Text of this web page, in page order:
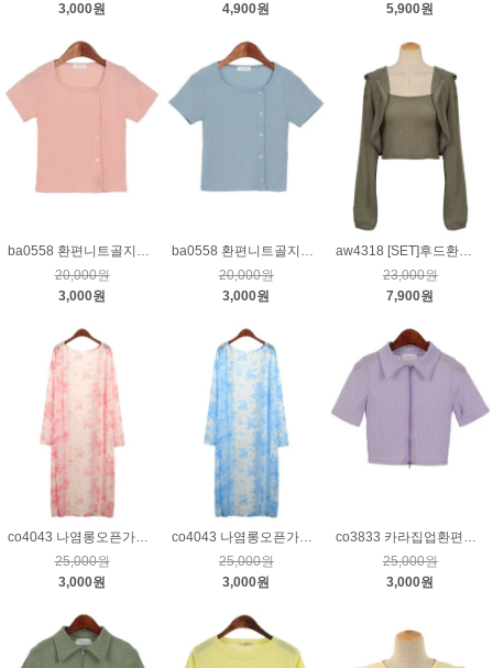
3,000원
4,900원
5,900원
20,000원
3,000원
20,000원
3,000원
23,000원
7,900원
co4043 나염롱오픈가디건_핑크
25,000원
3,000원
co4043 나염롱오픈가디건_블루
25,000원
3,000원
co3833 카라집업환편니트가디건_퍼플
25,000원
3,000원